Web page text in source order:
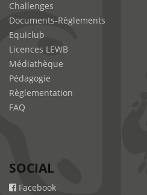
Challenges
Documents-Règlements
Equiclub
Licences LEWB
Médiathèque
Pédagogie
Règlementation
FAQ
SOCIAL
Facebook